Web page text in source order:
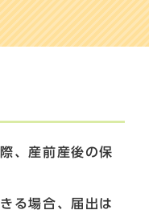
、産前産後の保
る場合、届出は